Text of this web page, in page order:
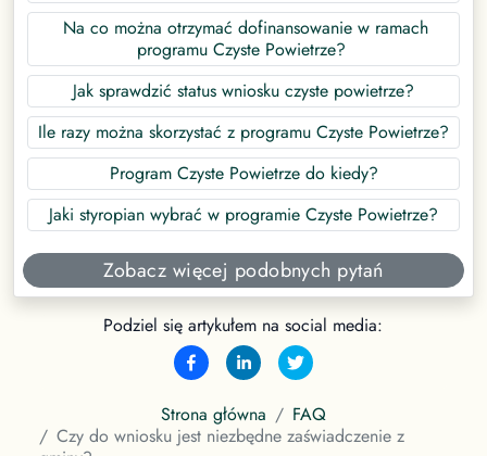
Na co można otrzymać dofinansowanie w ramach
programu Czyste Powietrze?
Jak sprawdzić status wniosku czyste powietrze?
Ile razy można skorzystać z programu Czyste Powietrze?
Program Czyste Powietrze do kiedy?
Jaki styropian wybrać w programie Czyste Powietrze?
Zobacz więcej podobnych pytań
Podziel się artykułem na social media:
Strona główna
FAQ
Czy do wniosku jest niezbędne zaświadczenie z